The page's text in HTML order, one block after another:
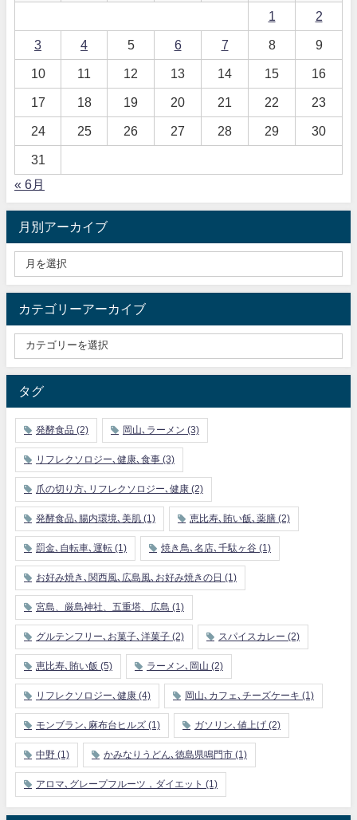
1 2
3 4 5 6 7 8 9
10 11 12 13 14 15 16
17 18 19 20 21 22 23
24 25 26 27 28 29 30
31
« 6月
月別アーカイブ
カテゴリーアーカイブ
タグ
発酵食品 (2) 岡山､ラーメン (3)
リフレクソロジー､健康､食事 (3)
爪の切り方､リフレクソロジー､健康 (2)
発酵食品､腸内環境､美肌 (1) 恵比寿､賄い飯､薬膳 (2)
罰金､自転車､運転 (1) 焼き鳥､名店､千駄ヶ谷 (1)
お好み焼き､関西風､広島風､お好み焼きの日 (1)
宮島、厳島神社、五重塔、広島 (1)
グルテンフリー､お菓子､洋菓子 (2) スパイスカレー (2)
恵比寿､賄い飯 (5) ラーメン､岡山 (2)
リフレクソロジー､健康 (4) 岡山､カフェ､チーズケーキ (1)
モンブラン､麻布台ヒルズ (1) ガソリン､値上げ (2)
中野 (1) かみなりうどん､徳島県鳴門市 (1)
アロマ､グレープフルーツ，ダイエット (1)